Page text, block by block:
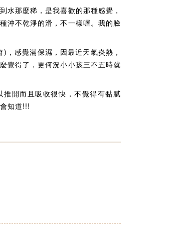
水那麼稀，是我喜歡的那種感覺，
沖不乾淨的滑，不一樣喔。我的臉
感覺滿保濕，因最近天氣炎熱，
覺得了，更何況小小孩三不五時就
開而且吸收很快，不覺得有黏膩
知道!!!